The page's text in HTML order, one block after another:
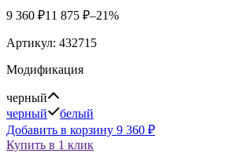
9 360 ₽11 875 ₽–21%
Артикул: 432715
Модификация
черный
черный
белый
Добавить в корзину 9 360 ₽
Купить в 1 клик